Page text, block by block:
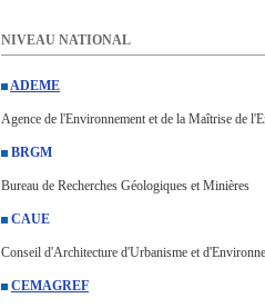
NIVEAU NATIONAL
ADEME
Agence de l'Environnement et de la Maîtrise de
BRGM
Bureau de Recherches Géologiques et Minières
CAUE
Conseil d'Architecture d'Urbanisme et
CEMAGREF